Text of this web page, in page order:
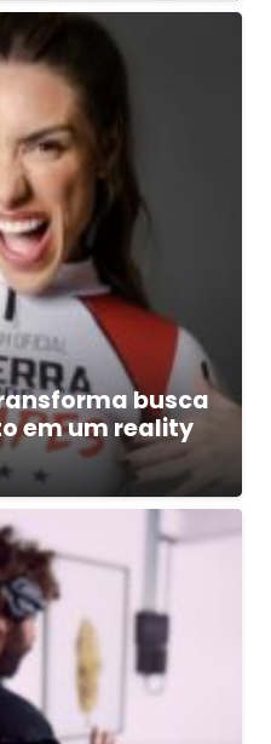
busca
em um reality